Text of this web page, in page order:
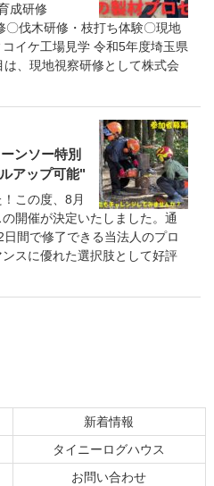
成研修
伐木研修・枝打ち体験〇現地
イケ工場見学 令和5年度埼玉県
、現地視察研修として株式会
ンソー特別
アップ可能"
この度、8月
開催が決定いたしました。通
間で修了できる当法人のプロ
スに優れた選択肢として好評
新着情報
タイニーログハウス
お問い合わせ